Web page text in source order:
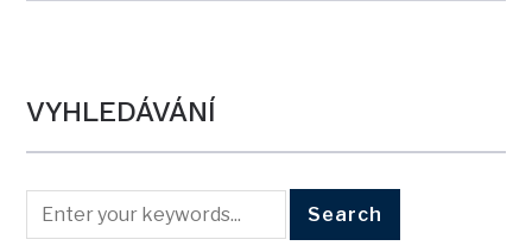
VYHLEDÁVÁNÍ